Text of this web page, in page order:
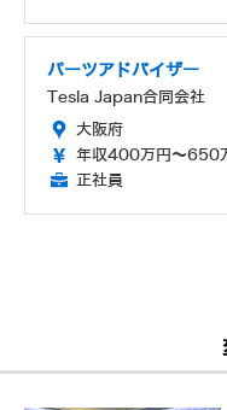
パーツアドバイザー
Tesla Japan合同会社
大阪府
年収400万円～650
正社員